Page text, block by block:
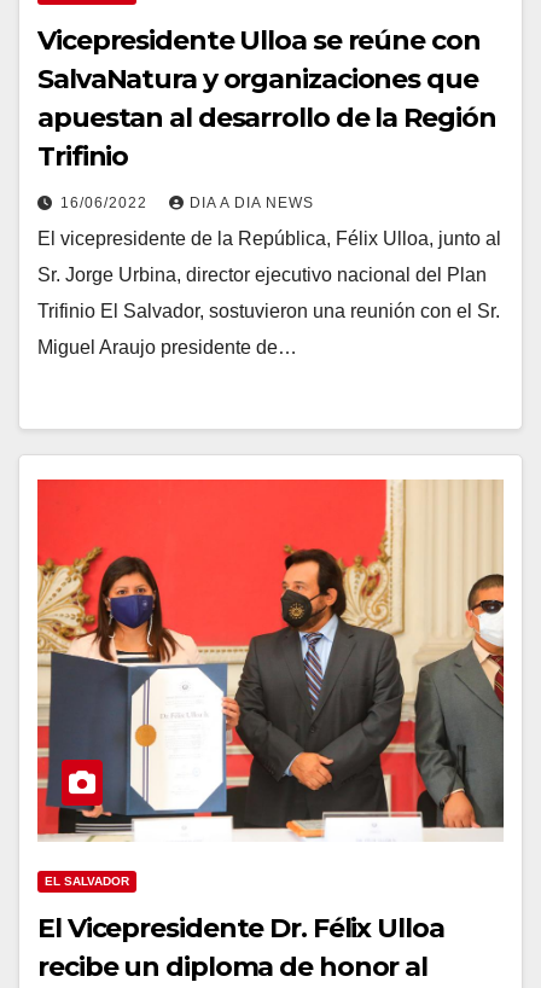
Vicepresidente Ulloa se reúne con
SalvaNatura y organizaciones que
apuestan al desarrollo de la Región
Trifinio
16/06/2022 DIA A DIA NEWS
El vicepresidente de la República, Félix Ulloa, junto al
Sr. Jorge Urbina, director ejecutivo nacional del Plan
Trifinio El Salvador, sostuvieron una reunión con el Sr.
Miguel Araujo presidente de…
EL SALVADOR
El Vicepresidente Dr. Félix Ulloa
recibe un diploma de honor al